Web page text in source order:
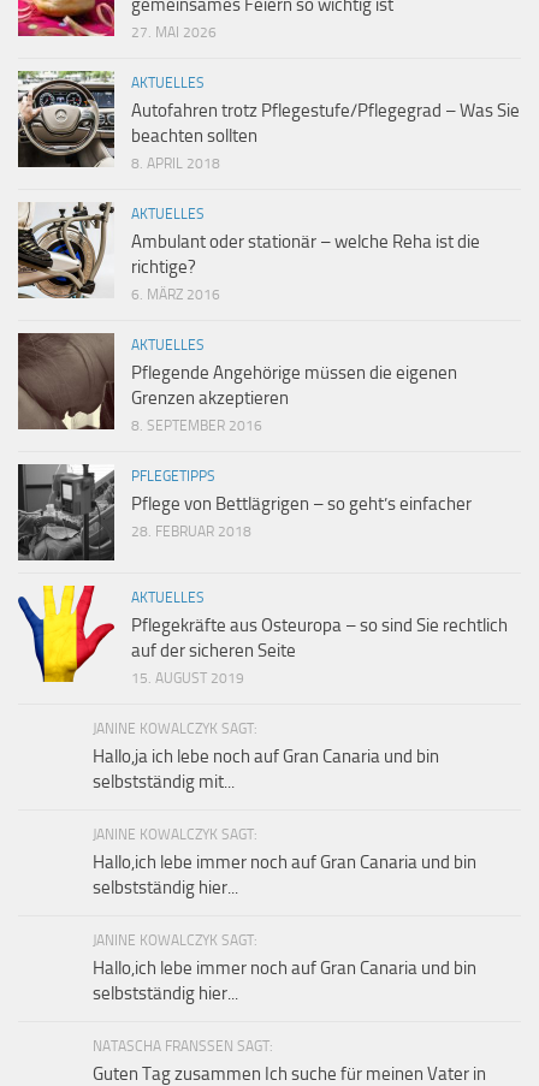
gemeinsames Feiern so wichtig ist
27. MAI 2026
AKTUELLES
Autofahren trotz Pflegestufe/Pflegegrad – Was Sie
beachten sollten
8. APRIL 2018
AKTUELLES
Ambulant oder stationär – welche Reha ist die
richtige?
6. MÄRZ 2016
AKTUELLES
Pflegende Angehörige müssen die eigenen
Grenzen akzeptieren
8. SEPTEMBER 2016
PFLEGETIPPS
Pflege von Bettlägrigen – so geht’s einfacher
28. FEBRUAR 2018
AKTUELLES
Pflegekräfte aus Osteuropa – so sind Sie rechtlich
auf der sicheren Seite
15. AUGUST 2019
JANINE KOWALCZYK SAGT:
Hallo,ja ich lebe noch auf Gran Canaria und bin
selbstständig mit...
JANINE KOWALCZYK SAGT:
Hallo,ich lebe immer noch auf Gran Canaria und bin
selbstständig hier...
JANINE KOWALCZYK SAGT:
Hallo,ich lebe immer noch auf Gran Canaria und bin
selbstständig hier...
NATASCHA FRANSSEN SAGT:
Guten Tag zusammen Ich suche für meinen Vater in